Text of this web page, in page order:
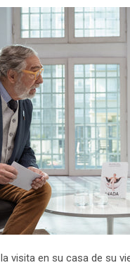
visita en su casa de su